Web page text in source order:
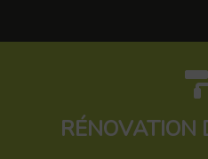
RÉNOVATION